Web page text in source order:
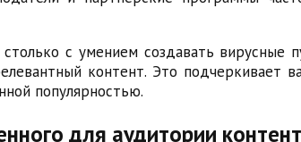
с умением создавать вирусные
контент. Это подчеркивает
популярностью.
для аудитории